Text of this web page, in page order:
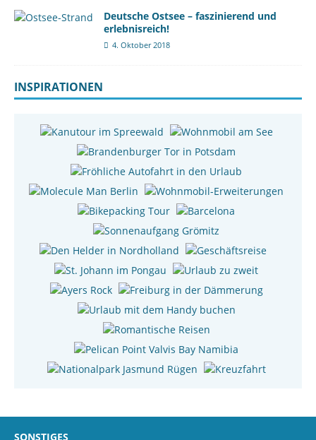
Deutsche Ostsee – faszinierend und
erlebnisreich!
4. Oktober 2018
INSPIRATIONEN
SONSTIGES